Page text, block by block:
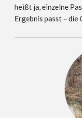
heißt ja, einzelne
Ergebnis passt – die